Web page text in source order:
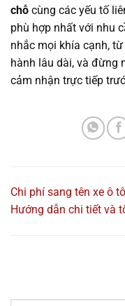
chỗ cùng các yếu tố
phù hợp nhất với nhu
nhắc mọi khía cạnh,
hành lâu dài, và đừng
cảm nhận trực tiếp
Chi phí sang tên xe ô
Hướng dẫn chi tiết và